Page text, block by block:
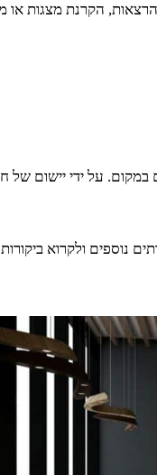
הקרנת מצגות או
על ידי יישום
נוספים ולקרוא